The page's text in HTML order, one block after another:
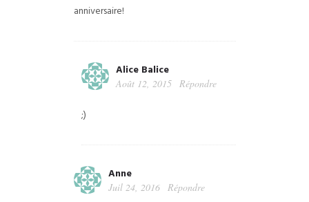
anniversaire!
Alice Balice
Août 12, 2015 Répondre
;)
Anne
Juil 24, 2016 Répondre